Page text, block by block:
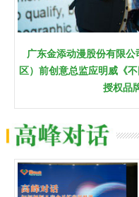
广东金添动漫股份有限
区）前创意总监应明威《
授权品